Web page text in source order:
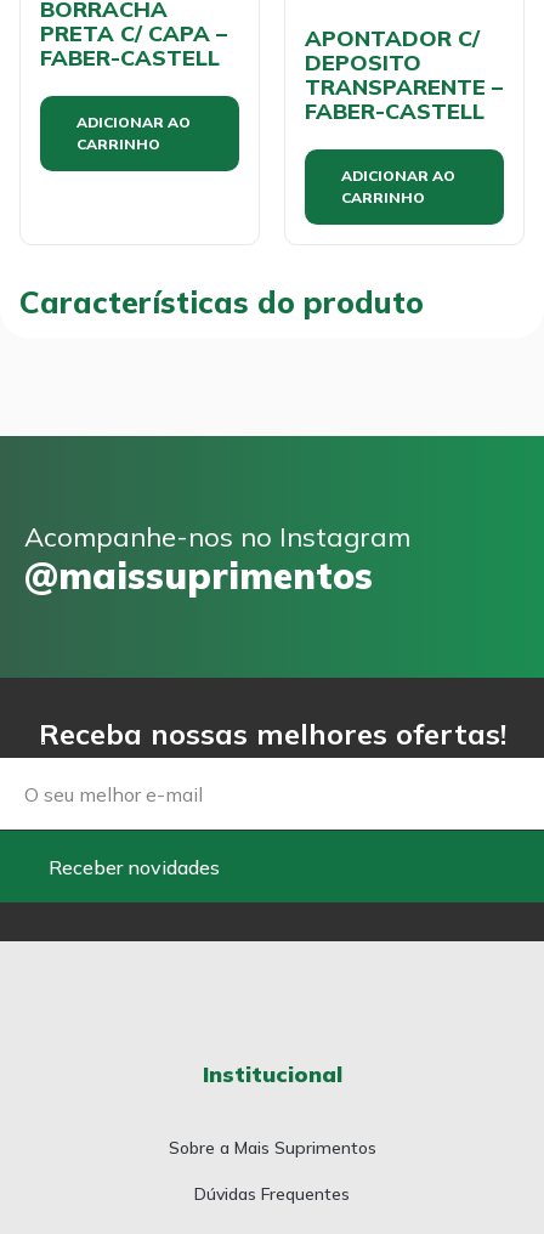
BORRACHA
PRETA C/ CAPA –
FABER-CASTELL
ADICIONAR AO
CARRINHO
APONTADOR C/
DEPOSITO
TRANSPARENTE –
FABER-CASTELL
ADICIONAR AO
CARRINHO
Características do produto
Acompanhe-nos no Instagram
@maissuprimentos
Receba nossas melhores ofertas!
Email
Receber novidades
Institucional
Sobre a Mais Suprimentos
Dúvidas Frequentes